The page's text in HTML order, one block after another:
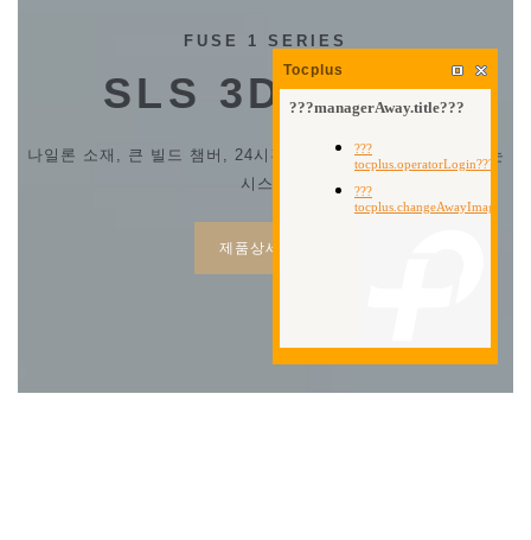
FUSE 1 SERIES
SLS 3D프린터
나일론 소재, 큰 빌드 챔버, 24시간 출력 가능, 재활용할 수 있는
시스템
제품상세보기
Tocplus